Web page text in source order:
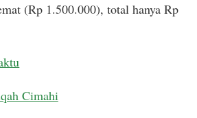
(Rp 1.500.000), total hanya Rp
Cimahi